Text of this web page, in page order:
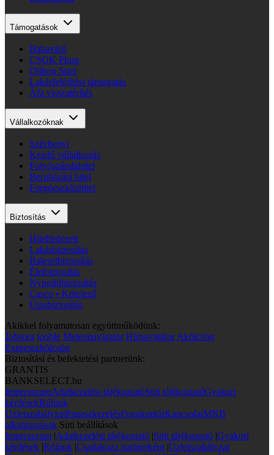
Támogatások
Babaváró
CSOK Plusz
Otthon Start
Lakásfelújítási támogatás
Áfa visszatérítés
Vállalkozóknak
Széchenyi
Kezdő vállalkozás
Folyószámlahitel
Beruházási hitel
Forgóeszközhitel
Biztosítás
Hitelfedezeti
Lakásbiztosítás
Balesetbiztosítás
Életbiztosítás
Nyugdíjbiztosítás
Casco • Kötelező
Utasbiztosítás
Akikkel folyamatosan együttműködünk:
Jobsora jooble Meteonavigator Hírnavigátor Akölcsön
Expresszkölcsön
Biztosítási és befektetési partnerünk:
GRANTIS
BANKSELECT.hu
ImpresszumAdatkezelési tájékoztatóSüti tájékoztatóGyakori
kérdésekRólunk
ÜzletszabályzatPanaszkezelésFogalomtárKapcsolatMNB
alkalmazások Süti beállítások
Impresszum |Adatkezelési tájékoztató |Süti tájékoztató |Gyakori
kérdések |Rólunk |Csatlakozz partnerként |Üzletszabályzat